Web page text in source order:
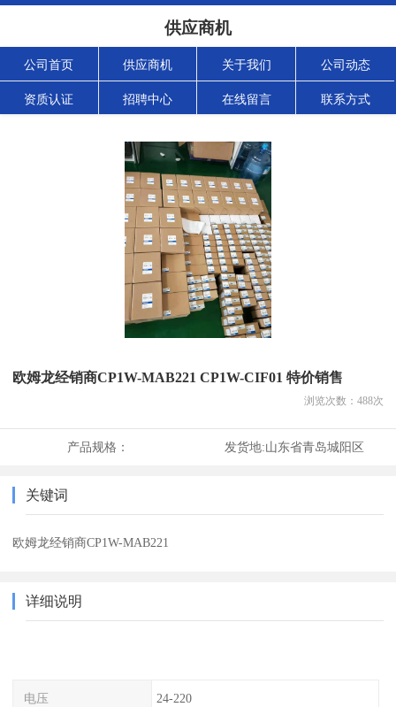
供应商机
公司首页 供应商机 关于我们 公司动态
资质认证 招聘中心 在线留言 联系方式
欧姆龙经销商CP1W-MAB221 CP1W-CIF01 特价销售
浏览次数： 488次
产品规格： 发货地:山东省青岛城阳区
关键词
欧姆龙经销商CP1W-MAB221
详细说明
电压 24-220